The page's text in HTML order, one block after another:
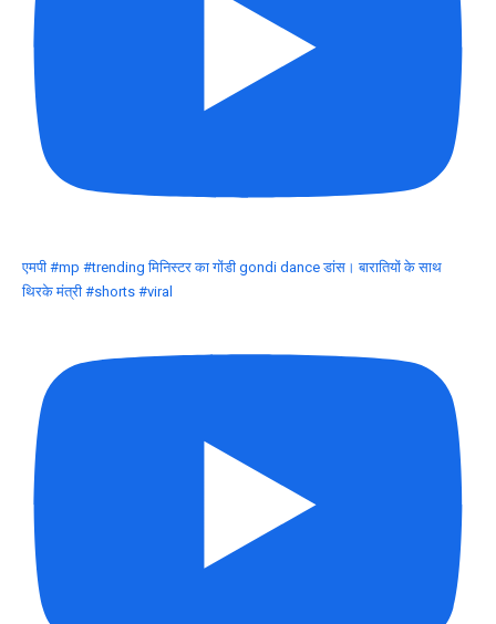
एमपी #mp #trending मिनिस्टर का गोंडी gondi dance डांस। बारातियों के साथ
थिरके मंत्री #shorts #viral